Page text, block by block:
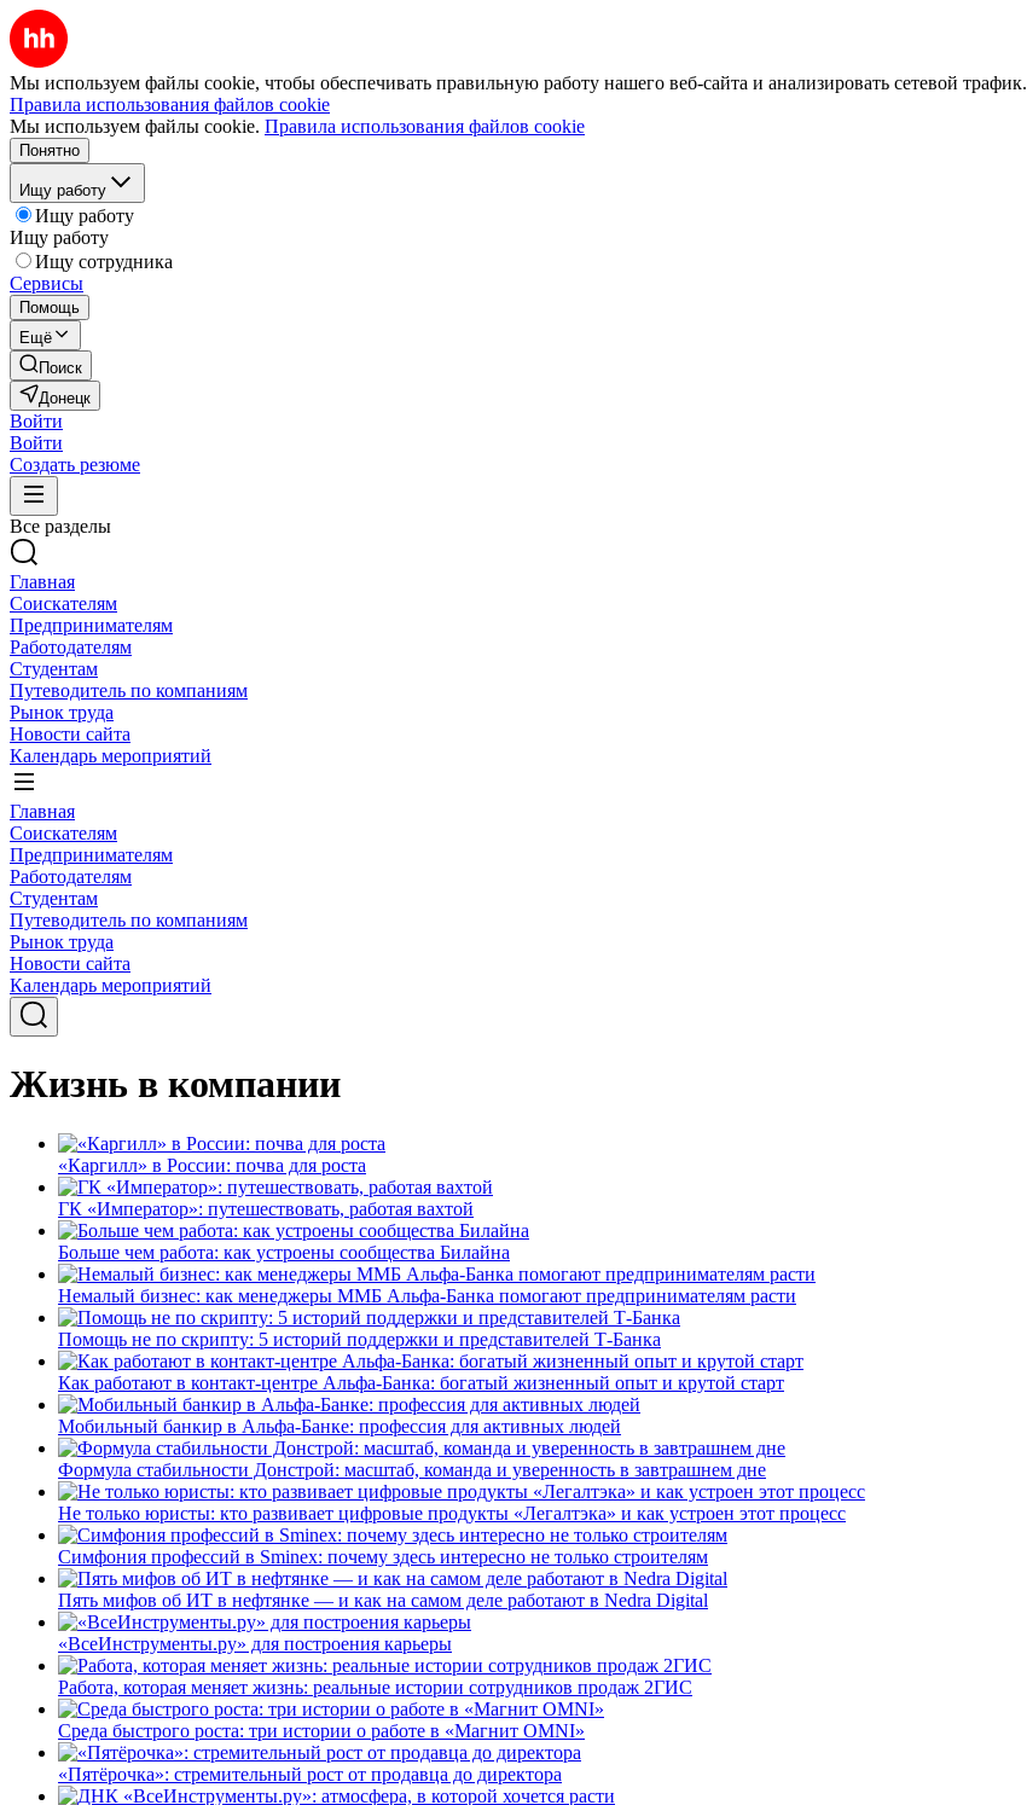
Мы используем файлы cookie, чтобы обеспечивать правильную работу нашего веб-сайта и анализировать сетевой трафик.
Правила использования файлов cookie
Мы используем файлы cookie. Правила использования файлов cookie
Понятно
Ищу работу
Ищу работу
Ищу работу
Ищу сотрудника
Сервисы
Помощь
Ещё
Поиск
Донецк
Войти
Войти
Создать резюме
Все разделы
Главная
Соискателям
Предпринимателям
Работодателям
Студентам
Путеводитель по компаниям
Рынок труда
Новости сайта
Календарь мероприятий
Главная
Соискателям
Предпринимателям
Работодателям
Студентам
Путеводитель по компаниям
Рынок труда
Новости сайта
Календарь мероприятий
Жизнь в компании
«Каргилл» в России: почва для роста
ГК «Император»: путешествовать, работая вахтой
Больше чем работа: как устроены сообщества Билайна
Немалый бизнес: как менеджеры ММБ Альфа-Банка помогают предпринимателям расти
Помощь не по скрипту: 5 историй поддержки и представителей Т-Банка
Как работают в контакт-центре Альфа-Банка: богатый жизненный опыт и крутой старт
Мобильный банкир в Альфа-Банке: профессия для активных людей
Формула стабильности Донстрой: масштаб, команда и уверенность в завтрашнем дне
Не только юристы: кто развивает цифровые продукты «Легалтэка» и как устроен этот процесс
Симфония профессий в Sminex: почему здесь интересно не только строителям
Пять мифов об ИТ в нефтянке — и как на самом деле работают в Nedra Digital
«ВсеИнструменты.ру» для построения карьеры
Работа, которая меняет жизнь: реальные истории сотрудников продаж 2ГИС
Среда быстрого роста: три истории о работе в «Магнит OMNI»
«Пятёрочка»: стремительный рост от продавца до директора